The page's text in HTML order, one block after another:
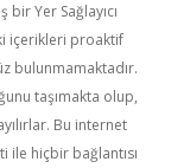
Yer Sağlayıcı
içerikleri proaktif
bulunmamaktadır.
taşımakta olup,
Bu internet
ile hiçbir bağlantısı